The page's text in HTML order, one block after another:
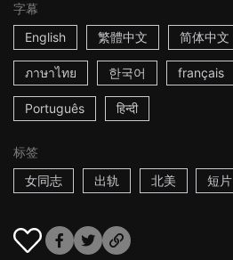
字幕
English
繁體中文 简体中文
ภาษาไทย 한국어 français
Português हिन्दी
标签
女同志
出轨 北美 短片